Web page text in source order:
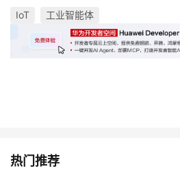
IoT 工业智能体
热门推荐